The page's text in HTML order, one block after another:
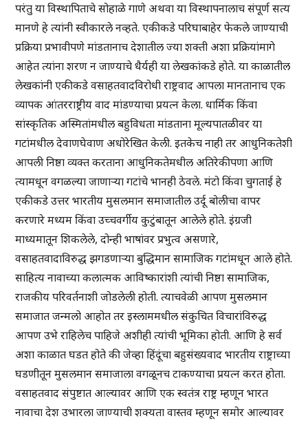
परंतु या विस्थापिताचे सोहाळे गाणे अथवा या विस्थापनालाच संपूर्ण सत्य
मानणे हे त्यांनी स्वीकारले नव्हते. एकीकडे परिघाबाहेर फेकले जाण्याची
प्रक्रिया प्रभावीपणे मांडतानाच देशातील ज्या शक्ती अशा प्रक्रियांमागे
आहेत त्यांना शरण न जाण्याचे धैर्यही या लेखकांकडे होते. या काळातील
लेखकांनी एकीकडे वसाहतवादविरोधी राष्ट्रवाद आपला मानतानाच एक
व्यापक आंतरराष्ट्रीय वाद मांडण्याचा प्रयत्न केला. धार्मिक किंवा
सांस्कृतिक अस्मितांमधील बहुविधता मांडताना मूल्यपातळीवर या
गटांमधील देवाणघेवाण अधोरेखित केली. इतकेच नाही तर आधुनिकतेशी
आपली निष्ठा व्यक्त करताना आधुनिकतेमधील अतिरेकीपणा आणि
त्यामधून वगळल्या जाणाऱ्या गटांचे भानही ठेवले. मंटो किंवा चुगताई हे
एकीकडे उत्तर भारतीय मुसलमान समाजातील उर्दू बोलीचा वापर
करणारे मध्यम किंवा उच्चवर्गीय कुटुंबातून आलेले होते. इंग्रजी
माध्यमातून शिकलेले, दोन्ही भाषांवर प्रभुत्व असणारे,
वसाहतवादाविरुद्ध झगडणाऱ्या बुद्धिमान सामाजिक गटांमधून आले होते.
साहित्य नावाच्या कलात्मक आविष्कारांशी त्यांची निष्ठा सामाजिक,
राजकीय परिवर्तनाशी जोडलेली होती. त्याचवेळी आपण मुसलमान
समाजात जन्मलो आहोत तर इस्लाममधील संकुचित विचारांविरुद्ध
आपण उभे राहिलेच पाहिजे अशीही त्यांची भूमिका होती. आणि हे सर्व
अशा काळात घडत होते की जेव्हा हिंदूंचा बहुसंख्यवाद भारतीय राष्ट्राच्या
घडणीतून मुसलमान समाजाला वगळूनच टाकण्याचा प्रयत्न करत होता.
वसाहतवाद संपुष्टात आल्यावर आणि एक स्वतंत्र राष्ट्र म्हणून भारत
नावाचा देश उभारला जाण्याची शक्यता वास्तव म्हणून समोर आल्यावर